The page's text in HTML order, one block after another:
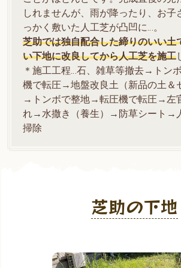
しれませんが、雨が降ったり、お子
っかく敷いた人工芝が凸凹に…。
芝助では独自配合した締りのいい土
い下地に改良してから人工芝を施工
＊施工工程…石、雑草等撤去→トン
機で転圧→地盤改良土（新品の土＆
→トンボで整地→転圧機で転圧→左
れ→水撒き（養生）→防草シート→
掃除
芝助の下地